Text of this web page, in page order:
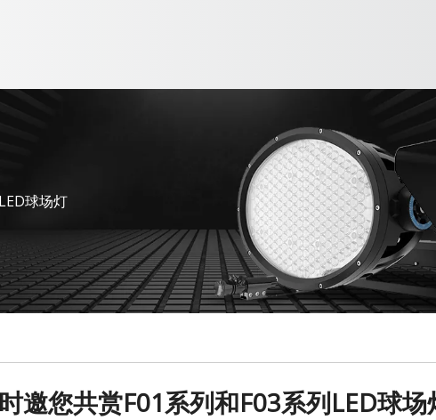
球场灯
邀您共赏F01系列和F03系列LED球场